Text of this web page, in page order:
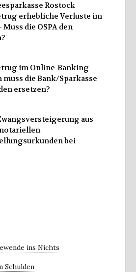
Rostock
erhebliche Verluste im
die OSPA den
im Online-Banking
die Bank/Sparkasse
ersetzen?
aus
bei
ins Nichts
Schulden